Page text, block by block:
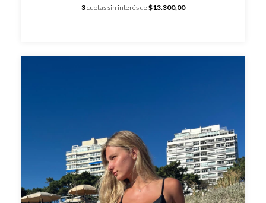
3cuotas sin interés de$13.300,00